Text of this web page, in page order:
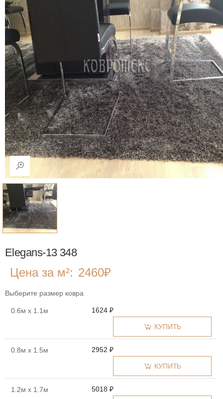
Elegans-13 348
Цена за м²: 2460₽
Выберите размер ковра
0.6м x 1.1м 1624 ₽
КУПИТЬ
0.8м x 1.5м 2952 ₽
КУПИТЬ
1.2м x 1.7м 5018 ₽